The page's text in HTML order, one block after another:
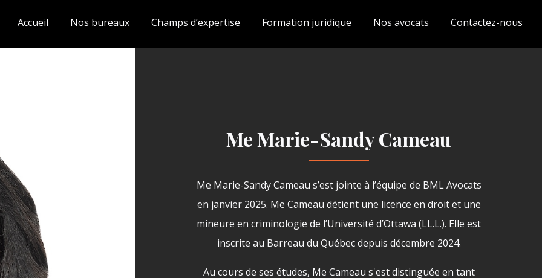
Accueil Nos bureaux Champs d’expertise Formation juridique Nos avocats Contactez-nous
Me Marie-Sandy Cameau
Me Marie-Sandy Cameau s’est jointe à l’équipe de BML Avocats
en janvier 2025. Me Cameau détient une licence en droit et une
mineure en criminologie de l’Université d’Ottawa (LL.L.). Elle est
inscrite au Barreau du Québec depuis décembre 2024.
Au cours de ses études, Me Cameau s'est distinguée en tant